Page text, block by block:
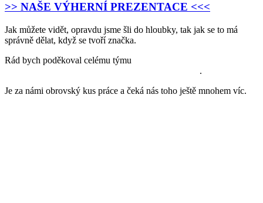
>> NAŠE VÝHERNÍ PREZENTACE <<<
Jak můžete vidět, opravdu jsme šli do hloubky, tak jak se to má
správně dělat, když se tvoří značka.
Rád bych poděkoval celému týmu
.
Je za námi obrovský kus práce a čeká nás toho ještě mnohem víc.